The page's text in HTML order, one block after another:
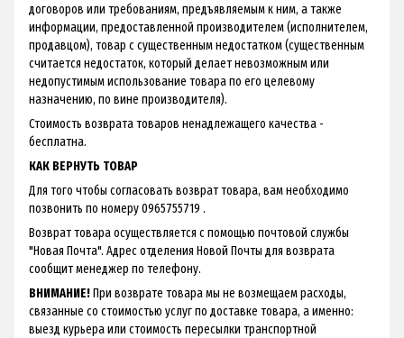
договоров или требованиям, предъявляемым к ним, а также
информации, предоставленной производителем (исполнителем,
продавцом), товар с существенным недостатком (существенным
считается недостаток, который делает невозможным или
недопустимым использование товара по его целевому
назначению, по вине производителя).
Стоимость возврата товаров ненадлежащего качества -
бесплатна.
КАК ВЕРНУТЬ ТОВАР
Для того чтобы согласовать возврат товара, вам необходимо
позвонить по номеру 0965755719 .
Возврат товара осуществляется с помощью почтовой службы
"Новая Почта". Адрес отделения Новой Почты для возврата
сообщит менеджер по телефону.
ВНИМАНИЕ!При возврате товара мы не возмещаем расходы,
связанные со стоимостью услуг по доставке товара, а именно:
выезд курьера или стоимость пересылки транспортной